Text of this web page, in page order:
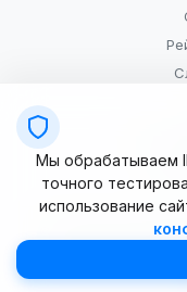
© 2025–2026
Мы обрабатываем
точного
использование